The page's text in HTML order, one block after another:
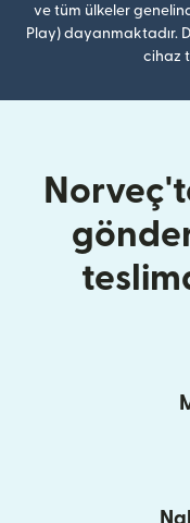
ve tüm ülkeler
Play) dayanmaktadır.
cihaz